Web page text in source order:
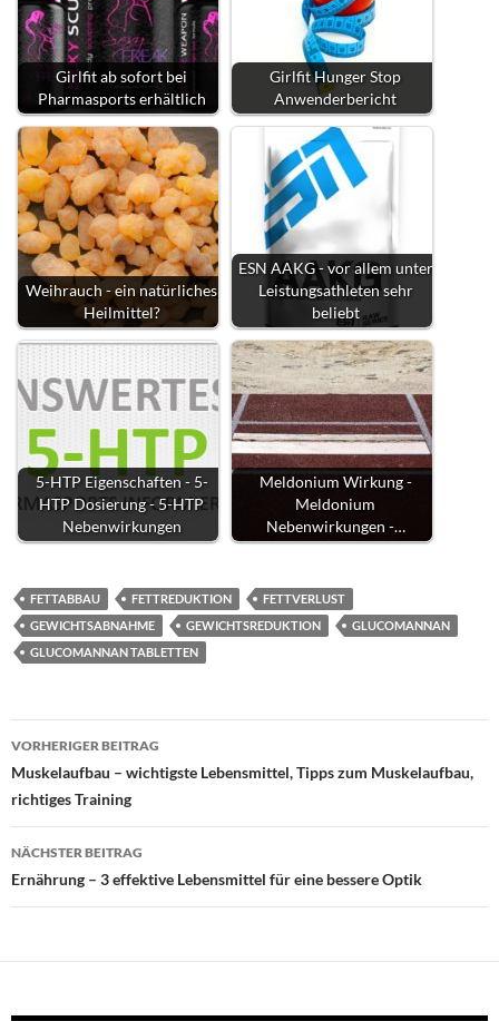
Girlfit ab sofort bei
Pharmasports erhältlich
Girlfit Hunger Stop
Anwenderbericht
Weihrauch - ein natürliches
Heilmittel?
ESN AAKG - vor allem unter
Leistungsathleten sehr
beliebt
5-HTP Eigenschaften - 5-
HTP Dosierung - 5-HTP
Nebenwirkungen
Meldonium Wirkung -
Meldonium
Nebenwirkungen -…
FETTABBAU FETTREDUKTION
FETTVERLUST
GEWICHTSABNAHME
GEWICHTSREDUKTION
GLUCOMANNAN
GLUCOMANNAN TABLETTEN
Beitragsnavigation
VORHERIGER BEITRAG
Muskelaufbau – wichtigste Lebensmittel, Tipps zum Muskelaufbau,
richtiges Training
NÄCHSTER BEITRAG
Ernährung – 3 effektive Lebensmittel für eine bessere Optik